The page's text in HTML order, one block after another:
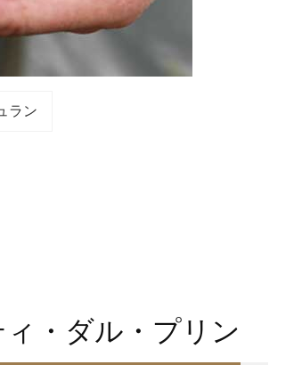
ラン
・ダル・プリン